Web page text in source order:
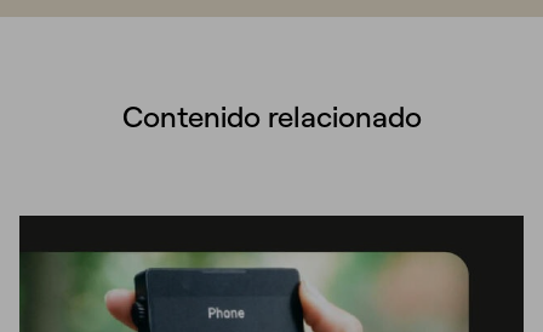
Contenido relacionado